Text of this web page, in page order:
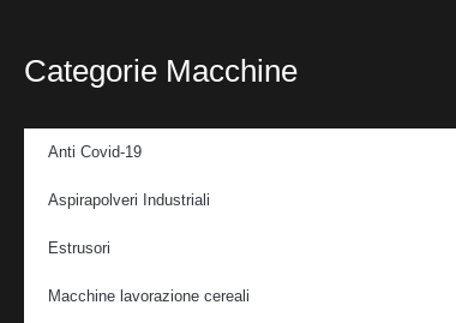
Categorie Macchine
Anti Covid-19
Aspirapolveri Industriali
Estrusori
Macchine lavorazione cereali